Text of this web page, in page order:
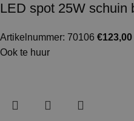
LED spot 25W schuin
Artikelnummer: 70106 €123,00
Ook te huur